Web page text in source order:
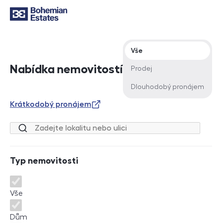
Nabídka nemovitostí
Typ nabídky
Vše
Prodej
Dlouhodobý pronájem
Krátkodobý pronájem
Lokalita nebo ulice
Typ nemovitosti
Typ nemovitosti
Vše
Dům